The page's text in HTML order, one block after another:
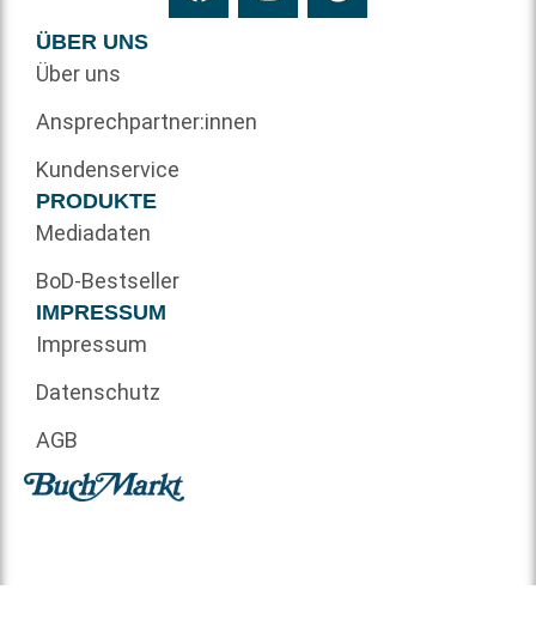
ÜBER UNS
Über uns
Ansprechpartner:innen
Kundenservice
PRODUKTE
Mediadaten
BoD-Bestseller
IMPRESSUM
Impressum
Datenschutz
AGB